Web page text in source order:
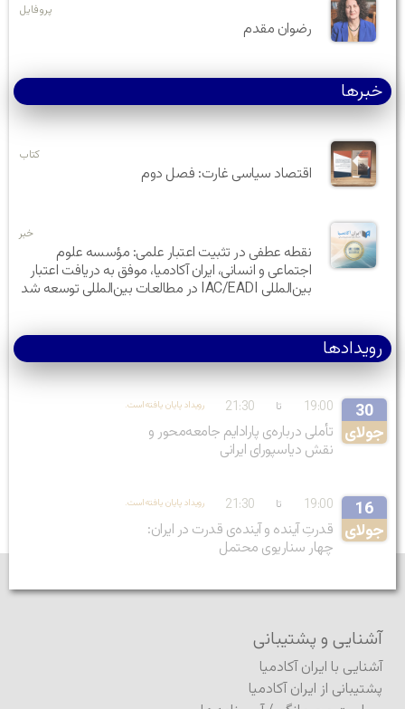
پروفایل
رضوان مقدم
خبرها
کتاب
اقتصاد سیاسی غارت: فصل دوم
خبر
نقطه عطفی در تثبیت اعتبار علمی: مؤسسه علوم
اجتماعی و انسانی، ایران آکادمیا، موفق به دریافت اعتبار
بین‌المللی IAC/EADI در مطالعات بین‌المللی توسعه شد
رویدادها
30
جولای
19:00 تا 21:30 .رویداد پایان یافته‌است
تأملی درباره‌ی پارادایم جامعه‌محور و
نقش دیاسپورای ایرانی
16
جولای
19:00 تا 21:30 .رویداد پایان یافته‌است
قدرتِ آینده و آینده‌ی قدرت در ایران:
چهار سناریوی محتمل
آشنایی و پشتیبانی
آشنایی با ایران آکادمیا
پشتیبانی از ایران آکادمیا